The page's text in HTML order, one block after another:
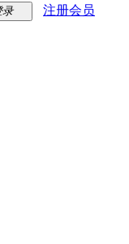
录 注册会员